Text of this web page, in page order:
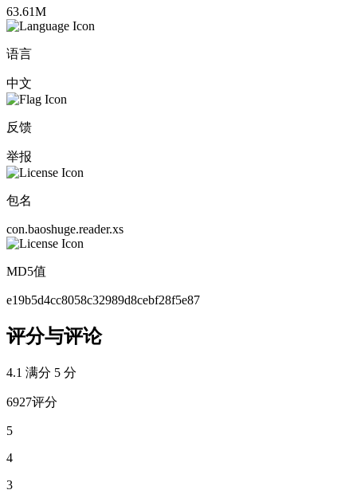
63.61M
语言
中文
反馈
举报
包名
con.baoshuge.reader.xs
MD5值
e19b5d4cc8058c32989d8cebf28f5e87
评分与评论
4.1 满分 5 分
6927评分
5
4
3